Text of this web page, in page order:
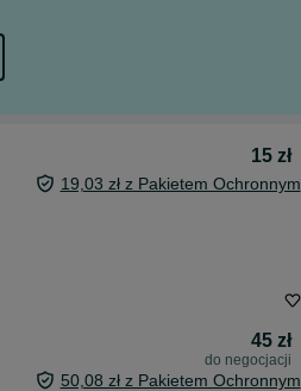
15 zł
19,03 zł z Pakietem Ochronnym
45 zł
do negocjacji
50,08 zł z Pakietem Ochronnym